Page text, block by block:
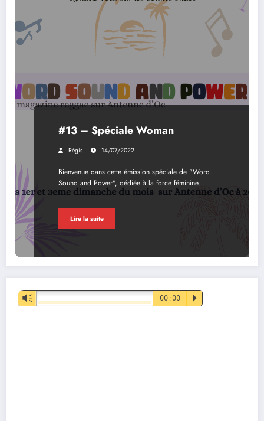
#13 – Spéciale Woman
Régis 14/07/2022
Bienvenue dans cette émission spéciale de "Word
Sound and Power", dédiée à la force féminine…
Lire la suite
Lecteur
audio
Vm 00:00 P